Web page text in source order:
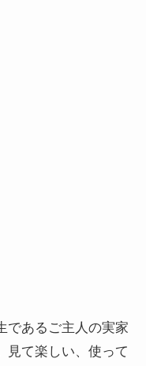
であるご主人の実家
見て楽しい、使って